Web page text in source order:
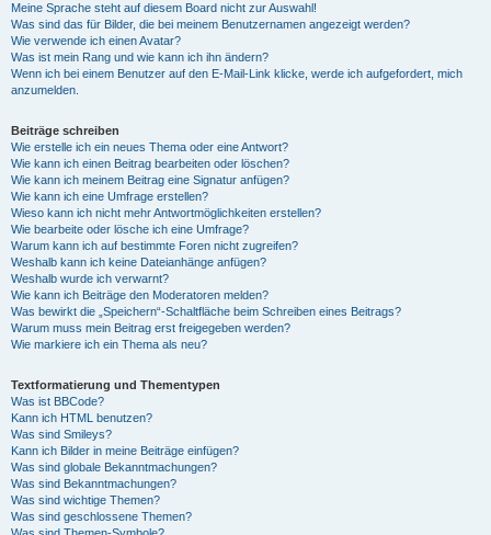
Meine Sprache steht auf diesem Board nicht zur Auswahl!
Was sind das für Bilder, die bei meinem Benutzernamen angezeigt werden?
Wie verwende ich einen Avatar?
Was ist mein Rang und wie kann ich ihn ändern?
Wenn ich bei einem Benutzer auf den E-Mail-Link klicke, werde ich aufgefordert, mich
anzumelden.
Beiträge schreiben
Wie erstelle ich ein neues Thema oder eine Antwort?
Wie kann ich einen Beitrag bearbeiten oder löschen?
Wie kann ich meinem Beitrag eine Signatur anfügen?
Wie kann ich eine Umfrage erstellen?
Wieso kann ich nicht mehr Antwortmöglichkeiten erstellen?
Wie bearbeite oder lösche ich eine Umfrage?
Warum kann ich auf bestimmte Foren nicht zugreifen?
Weshalb kann ich keine Dateianhänge anfügen?
Weshalb wurde ich verwarnt?
Wie kann ich Beiträge den Moderatoren melden?
Was bewirkt die „Speichern“-Schaltfläche beim Schreiben eines Beitrags?
Warum muss mein Beitrag erst freigegeben werden?
Wie markiere ich ein Thema als neu?
Textformatierung und Thementypen
Was ist BBCode?
Kann ich HTML benutzen?
Was sind Smileys?
Kann ich Bilder in meine Beiträge einfügen?
Was sind globale Bekanntmachungen?
Was sind Bekanntmachungen?
Was sind wichtige Themen?
Was sind geschlossene Themen?